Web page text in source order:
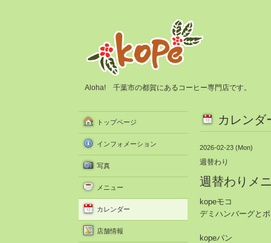
Aloha! 千葉市の都賀にあるコーヒー専門店です。
カレンダ
2026-02-23 (Mon)
週替わり
週替わりメ
kopeモコ
デミハンバーグと
kopeパン
トップページ
インフォメーション
写真
メニュー
カレンダー
店舗情報